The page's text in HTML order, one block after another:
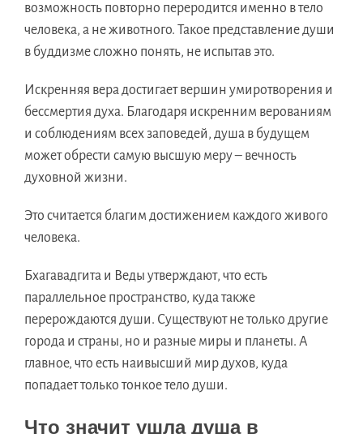
возможность повторно переродится именно в тело
человека, а не животного. Такое представление души
в буддизме сложно понять, не испытав это.
Искренняя вера достигает вершин умиротворения и
бессмертия духа. Благодаря искренним верованиям
и соблюдениям всех заповедей, душа в будущем
может обрести самую высшую меру – вечность
духовной жизни.
Это считается благим достижением каждого живого
человека.
Бхагавадгита и Веды утверждают, что есть
параллельное пространство, куда также
перерождаются души. Существуют не только другие
города и страны, но и разные миры и планеты. А
главное, что есть наивысший мир духов, куда
попадает только тонкое тело души.
Что значит ушла душа в